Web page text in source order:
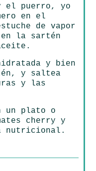
el puerro, yo
en el
de vapor
en la sartén
y bien
y saltea
y las
un plato o
cherry y
nutricional.